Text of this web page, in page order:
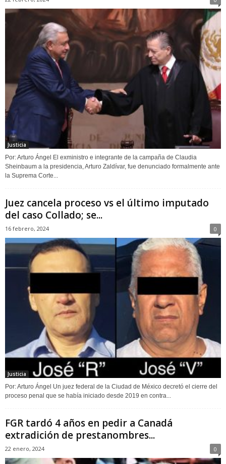
Justicia
Por: Arturo Ángel El exministro e integrante de la campaña de Claudia
Sheinbaum a la presidencia, Arturo Zaldívar, fue denunciado formalmente ante
la Suprema Corte...
Juez cancela proceso vs el último imputado
del caso Collado; se...
16 febrero, 2024 0
Justicia
Por: Arturo Ángel Un juez federal de la Ciudad de México decretó el cierre del
proceso penal que se había iniciado desde 2019 en contra...
FGR tardó 4 años en pedir a Canadá
extradición de prestanombres...
22 enero, 2024 0